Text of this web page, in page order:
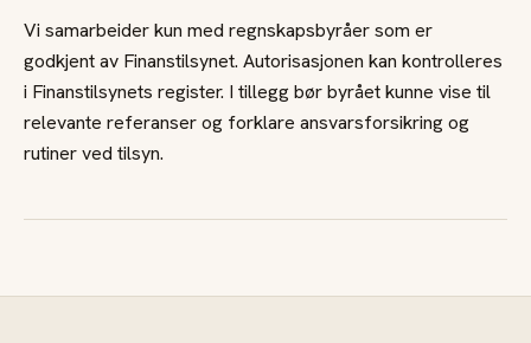
Vi samarbeider kun med regnskapsbyråer som er
godkjent av Finanstilsynet. Autorisasjonen kan kontrolleres
i Finanstilsynets register. I tillegg bør byrået kunne vise til
relevante referanser og forklare ansvarsforsikring og
rutiner ved tilsyn.